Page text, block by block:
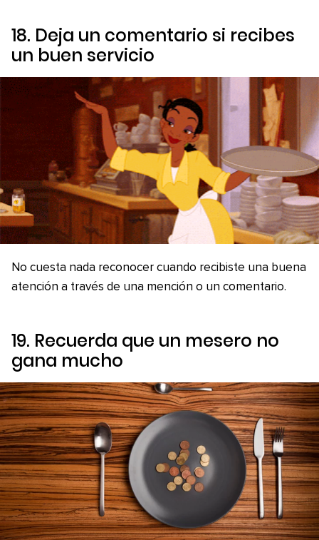
18. Deja un comentario si recibes
un buen servicio
No cuesta nada reconocer cuando recibiste una buena
atención a través de una mención o un comentario.
19. Recuerda que un mesero no
gana mucho